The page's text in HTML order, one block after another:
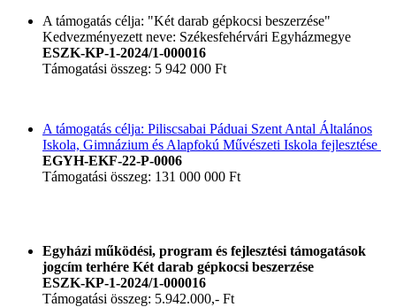
A támogatás célja: "Két darab gépkocsi beszerzése"
Kedvezményezett neve: Székesfehérvári Egyházmegye
ESZK-KP-1-2024/1-000016
Támogatási összeg: 5 942 000 Ft
A támogatás célja: Piliscsabai Páduai Szent Antal Általános
Iskola, Gimnázium és Alapfokú Művészeti Iskola fejlesztése
EGYH-EKF-22-P-0006
Támogatási összeg: 131 000 000 Ft
Egyházi működési, program és fejlesztési támogatások
jogcím terhére Két darab gépkocsi beszerzése
ESZK-KP-1-2024/1-000016
Támogatási összeg: 5.942.000,- Ft